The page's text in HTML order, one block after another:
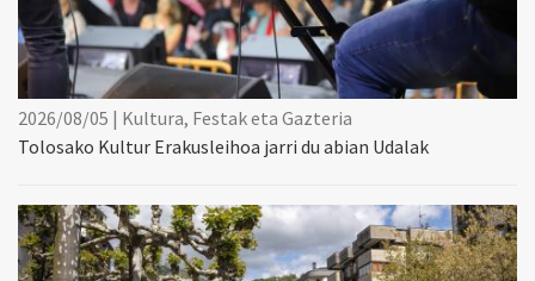
2026/08/05 | Kultura, Festak eta Gazteria
Tolosako Kultur Erakusleihoa jarri du abian Udalak